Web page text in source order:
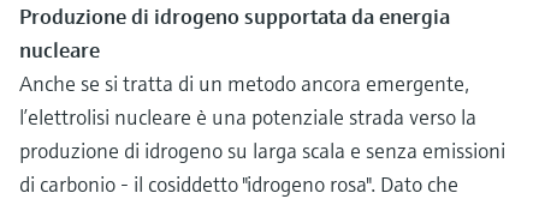
Produzione di idrogeno supportata da energia
nucleare
Anche se si tratta di un metodo ancora emergente,
l’elettrolisi nucleare è una potenziale strada verso la
produzione di idrogeno su larga scala e senza emissioni
di carbonio - il cosiddetto "idrogeno rosa". Dato che